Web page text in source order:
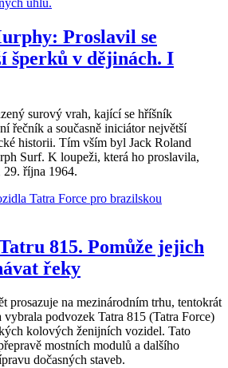
Proslavil se
šperků v dějinách. I
surový vrah, kající se hříšník
řečník a současně iniciátor největší
historii. Tím vším byl Jack Roland
Surf. K loupeži, která ho proslavila,
29. října 1964.
815. Pomůže jejich
řeky
prosazuje na mezinárodním trhu, tentokrát
podvozek Tatra 815 (Tatra Force)
kolových ženijních vozidel. Tato
mostních modulů a dalšího
dočasných staveb.